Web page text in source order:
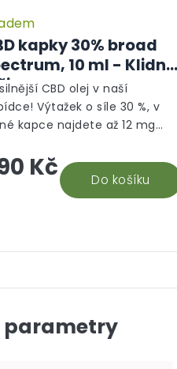
kapky 30% broad
10 ml - Klidný
Kč Do košíku
CBD olej v naší
Výtažek o síle 30 %, v
kapce najdete až 12 mg
odběratelů 30% CBD oleje,
tento...
parametry